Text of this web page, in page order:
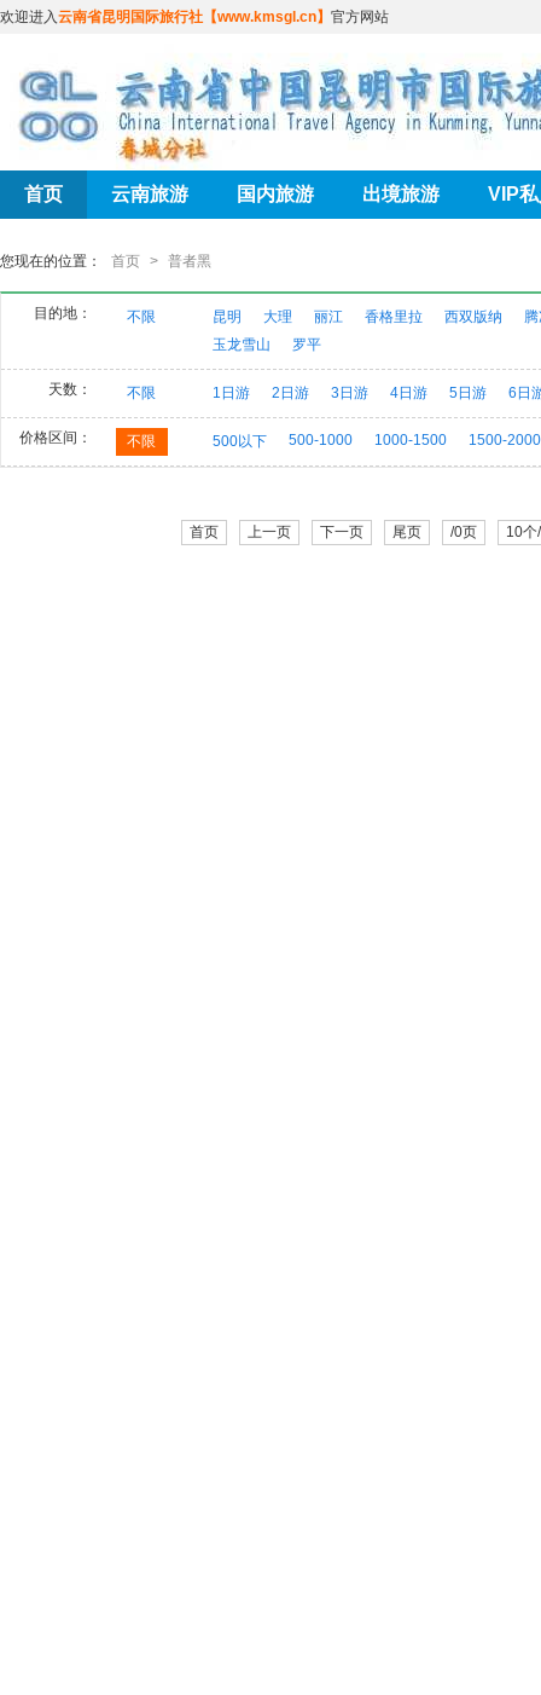
欢迎进入云南省昆明国际旅行社【www.kmsgl.cn】 官方网站
首页 云南旅游 国内旅游 出境旅游 VIP
您现在的位置： 首页 > 普者黑
目的地： 不限 昆明 大理 丽江 香格里拉 西双版纳
玉龙雪山
罗平
天数： 不限 1日游 2日游 3日游 4日游 5日游 6日
价格区间： 不限 500以下 500-1000 1000-1500 1500-2000
首页 上一页 下一页 尾页 /0页 10个